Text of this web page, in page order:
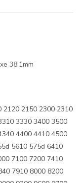
38.1mm
2120 2150 2300 2310
3330 3400 3500
4400 4410 4500
5610 575d 6410
7100 7200 7410
7910 8000 8200